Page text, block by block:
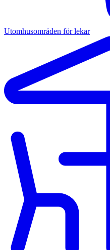
Utomhusområden för lekar